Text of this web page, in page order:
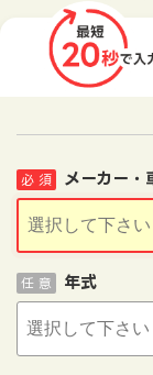
メーカー・
必 須
年式
任 意